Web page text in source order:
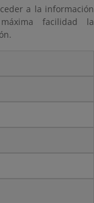
a la información
facilidad la